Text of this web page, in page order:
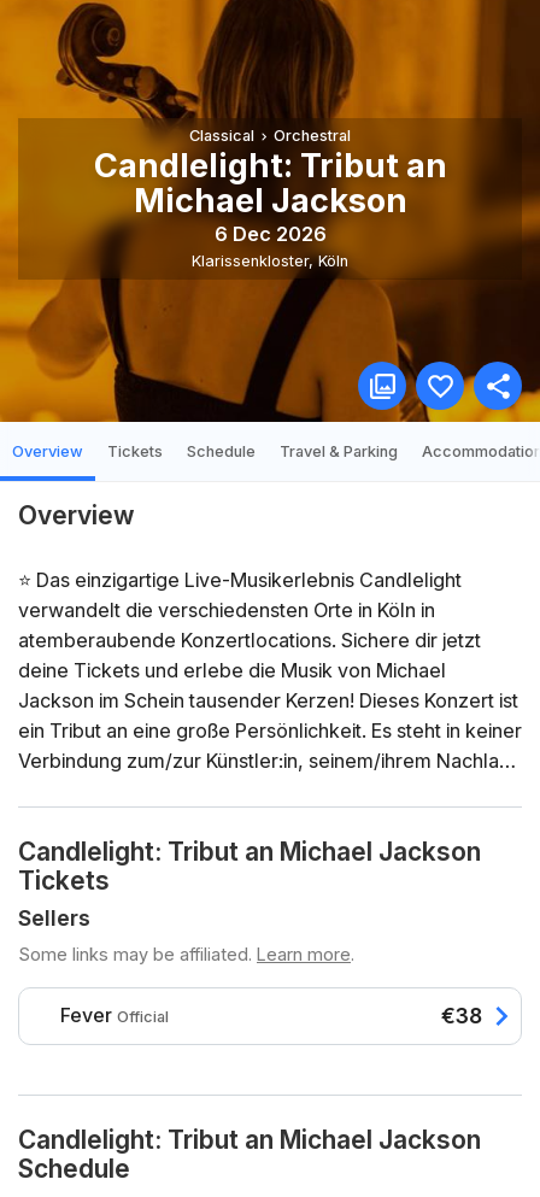
Classical Orchestral
Candlelight: Tribut an
Michael Jackson
6 Dec 2026
Klarissenkloster,Köln
Overview Tickets Schedule Travel & Parking
Overview
⭐ Das einzigartige Live-Musikerlebnis Candlelight
verwandelt die verschiedensten Orte in Köln in
atemberaubende Konzertlocations. Sichere dir jetzt
deine Tickets und erlebe die Musik von Michael
Jackson im Schein tausender Kerzen! Dieses Konzert ist
ein Tribut an eine große Persönlichkeit. Es steht in keiner
Verbindung zum/zur Künstler:in, seinem/ihrem Nachlass
Allgemeine Informationen
📍 Ort: Klarissenkloster
📅 Datum und Uhrzeit: Wähle deine gewünschte Option
direkt in der Ticketauswahl
⏳ Dauer: 60 Minuten. Es ist keine Pause vorgesehen.
Einlass ist 30 Minuten vor Beginn des Konzerts. Ein
verspäteter Einlass nach Konzertbeginn ist nicht
👤 Altersbeschränkung: Kein Zutritt unter 8 Jahren.
Zutritt unter 16 Jahren nur in Begleitung einer
erwachsenen Person
♿ Barrierefreiheit: barrierefrei
Candlelight: Tribut an Michael Jackson
Tickets
Sellers
Some links may be affiliated. Learn more.
Fever Official €38
Candlelight: Tribut an Michael Jackson
Schedule